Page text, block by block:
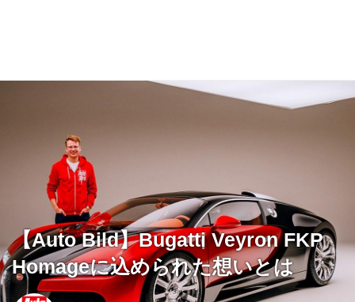
【Auto Bild】Bugatti Veyron FKP
Homageに込められた想いとは